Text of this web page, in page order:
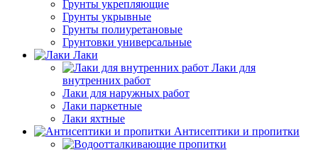
Грунты укрепляющие
Грунты укрывные
Грунты полиуретановые
Грунтовки универсальные
Лаки
Лаки для
внутренних работ
Лаки для наружных работ
Лаки паркетные
Лаки яхтные
Антисептики и пропитки